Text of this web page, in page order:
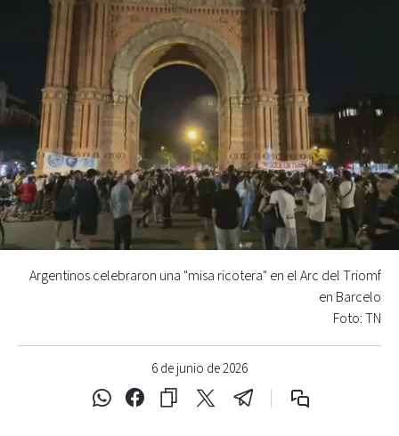
6 de junio de 2026
Argentinos celebraron una "misa ricotera" en el Arc del Triomf
en Barcelo
Foto: TN